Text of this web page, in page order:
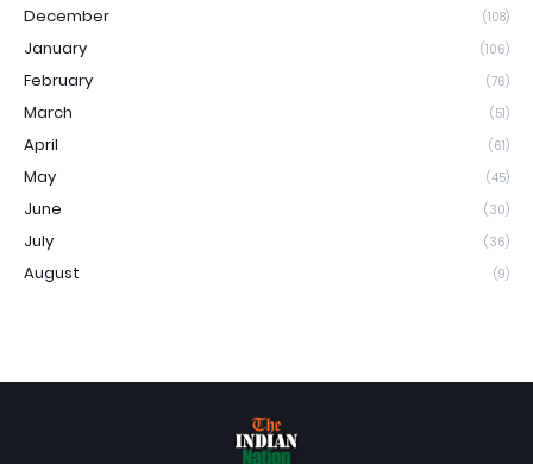
December (108)
January (106)
February (76)
March (51)
April (61)
May (45)
June (30)
July (36)
August (9)